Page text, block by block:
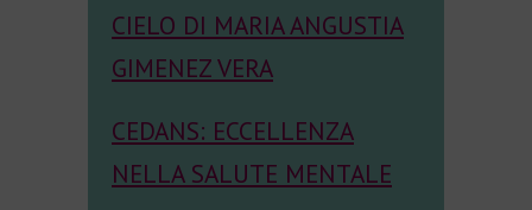
CIELO DI MARIA ANGUSTIA
GIMENEZ VERA
CEDANS: ECCELLENZA
NELLA SALUTE MENTALE